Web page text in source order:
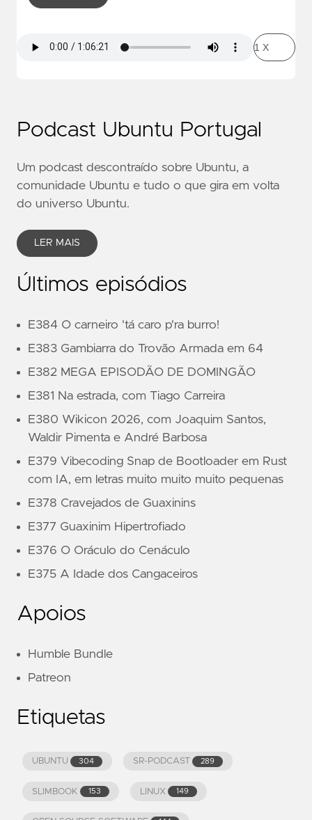
Podcast Ubuntu Portugal
Um podcast descontraído sobre Ubuntu, a
comunidade Ubuntu e tudo o que gira em volta
do universo Ubuntu.
LER MAIS
Últimos episódios
E384 O carneiro 'tá caro p'ra burro!
E383 Gambiarra do Trovão Armada em 64
E382 MEGA EPISODÃO DE DOMINGÃO
E381 Na estrada, com Tiago Carreira
E380 Wikicon 2026, com Joaquim Santos,
Waldir Pimenta e André Barbosa
E379 Vibecoding Snap de Bootloader em Rust
com IA, em letras muito muito muito pequenas
E378 Cravejados de Guaxinins
E377 Guaxinim Hipertrofiado
E376 O Oráculo do Cenáculo
E375 A Idade dos Cangaceiros
Apoios
Humble Bundle
Patreon
Etiquetas
UBUNTU 304 SR-PODCAST 289
SLIMBOOK 153 LINUX 149